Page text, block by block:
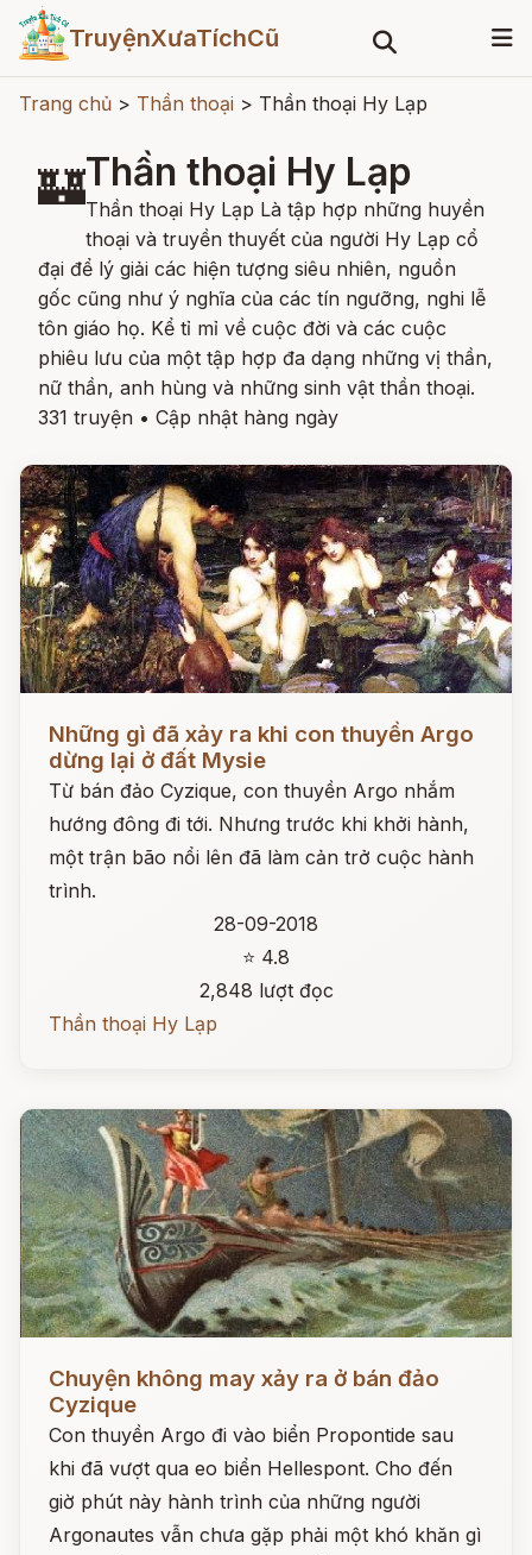
TruyệnXưaTíchCũ
Trang chủ > Thần thoại > Thần thoại Hy Lạp
🏰Thần thoại Hy Lạp
Thần thoại Hy Lạp Là tập hợp những huyền
thoại và truyền thuyết của người Hy Lạp cổ
đại để lý giải các hiện tượng siêu nhiên, nguồn
gốc cũng như ý nghĩa của các tín ngưỡng, nghi lễ
tôn giáo họ. Kể tỉ mỉ về cuộc đời và các cuộc
phiêu lưu của một tập hợp đa dạng những vị thần,
nữ thần, anh hùng và những sinh vật thần thoại.
331 truyện • Cập nhật hàng ngày
Những gì đã xảy ra khi con thuyền Argo
dừng lại ở đất Mysie
Từ bán đảo Cyzique, con thuyền Argo nhắm
hướng đông đi tới. Nhưng trước khi khởi hành,
một trận bão nổi lên đã làm cản trở cuộc hành
trình.
28-09-2018
⭐ 4.8
2,848 lượt đọc
Thần thoại Hy Lạp
Chuyện không may xảy ra ở bán đảo
Cyzique
Con thuyền Argo đi vào biển Propontide sau
khi đã vượt qua eo biển Hellespont. Cho đến
giờ phút này hành trình của những người
Argonautes vẫn chưa gặp phải một khó khăn gì